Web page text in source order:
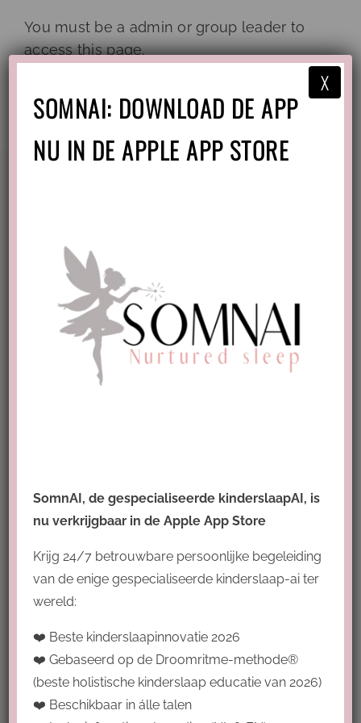
naar
inhoud
You must be a admin or group leader to
access this page.
Algemene voorwaarden
Privacy policy & disclaimer
Best Holistic Pediatric Sleep Education
Overige accreditaties
SOMNAI: DOWNLOAD DE APP
NU IN DE APPLE APP STORE
SomnAI, de gespecialiseerde kinderslaapAI, is
nu verkrijgbaar in de Apple App Store
Krijg 24/7 betrouwbare persoonlijke begeleiding
van de enige gespecialiseerde kinderslaap-ai ter
wereld:
❤️ Beste kinderslaapinnovatie 2026
❤️ Gebaseerd op de Droomritme-methode®
(beste holistische kinderslaap educatie van 2026)
❤️ Beschikbaar in álle talen
X